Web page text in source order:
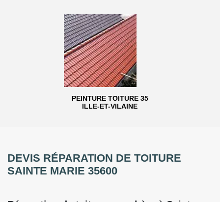
PEINTURE TOITURE 35
ILLE-ET-VILAINE
DEVIS RÉPARATION DE TOITURE
SAINTE MARIE 35600